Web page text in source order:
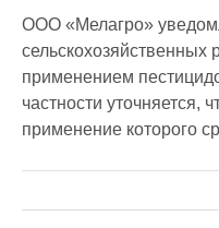
ООО «Мелагро»
сельскохозяйственных
применением
частности уточняется,
применение которого